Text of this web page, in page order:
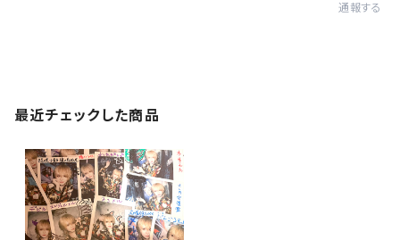
通報する
最近チェックした商品